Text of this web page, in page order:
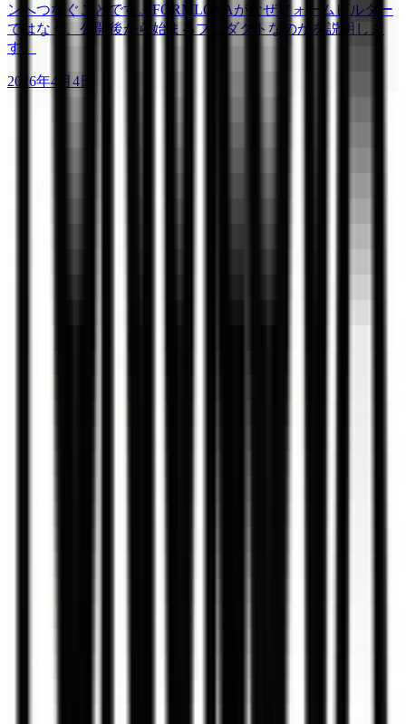
ンへつなぐことです。FORMLOVAがなぜフォームビルダー
ではなく、公開後から始まるプロダクトなのかを説明しま
す。
2026年4月4日